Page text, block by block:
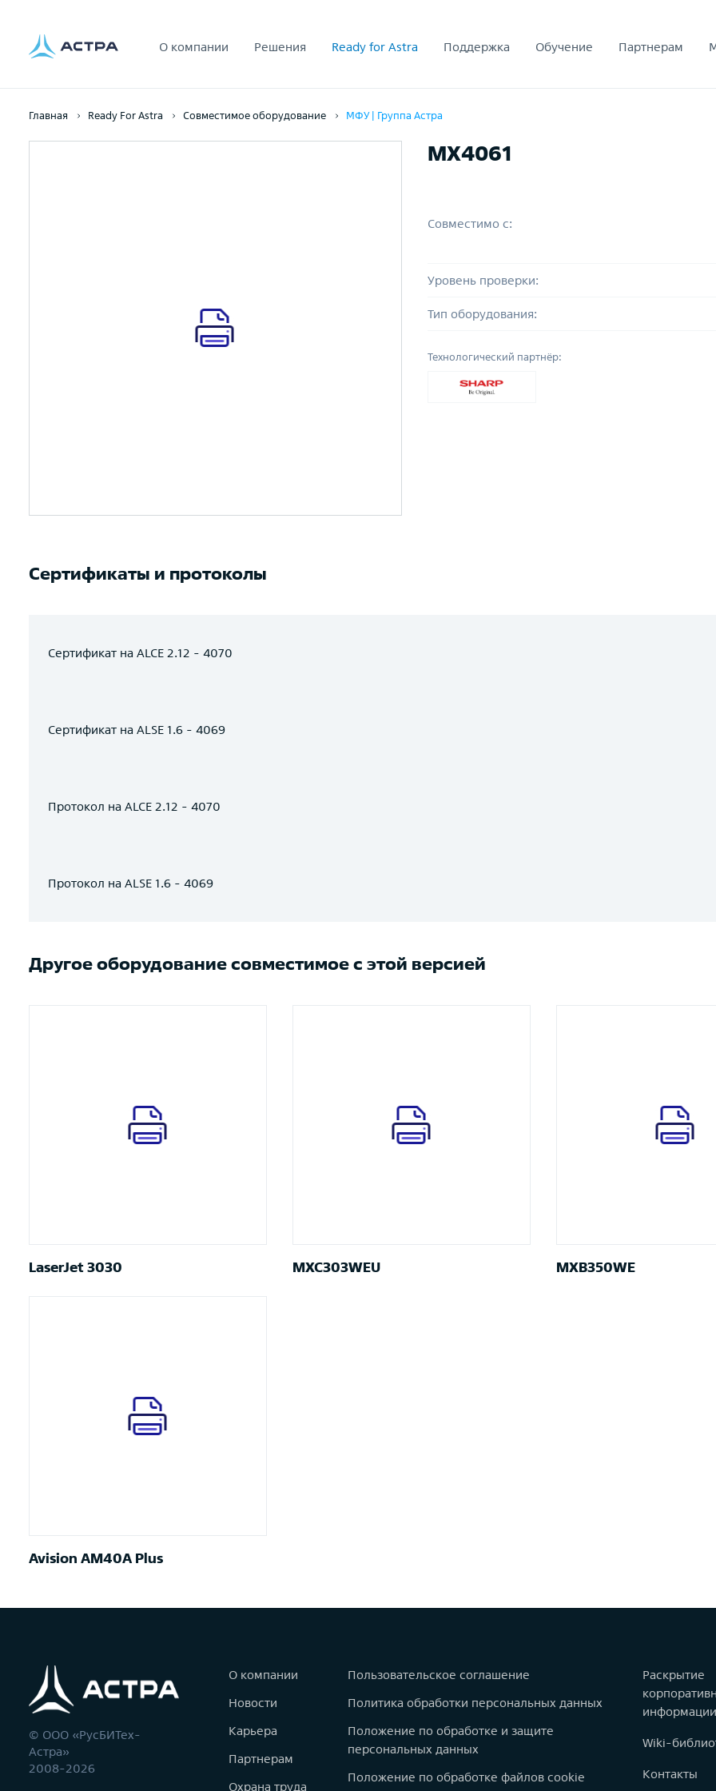
О компании Решения Ready for Astra Поддержка Обучение Партнерам
Главная Ready For Astra Совместимое оборудование МФУ | Группа Астра
MX4061
Совместимо с:
Уровень проверки:
Тип оборудования:
Технологический партнёр:
Сертификаты и протоколы
Сертификат на ALCE 2.12 - 4070
Сертификат на ALSE 1.6 - 4069
Протокол на ALCE 2.12 - 4070
Протокол на ALSE 1.6 - 4069
Другое оборудование совместимое с этой версией
LaserJet 3030 MXC303WEU MXB350WE
Avision AM40A Plus
© ООО «РусБИТех-
Астра»
2008-2026
О компании
Новости
Карьера
Партнерам
Охрана труда
Пользовательское соглашение
Политика обработки персональных данных
Положение по обработке и защите
персональных данных
Положение по обработке файлов cookie
Раскрытие
информации
Wiki-
Контакты